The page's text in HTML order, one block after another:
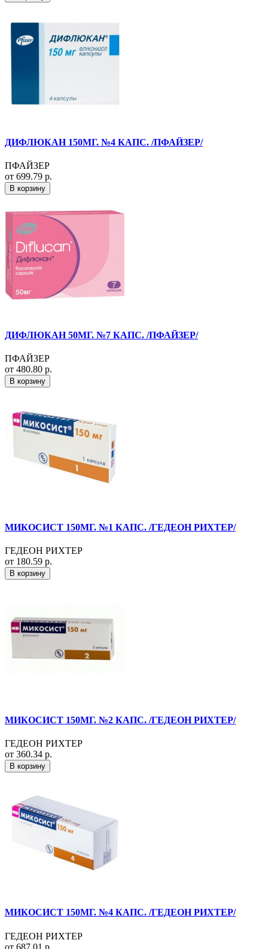
ДИФЛЮКАН 150МГ. №4 КАПС. /ПФАЙЗЕР/
ПФАЙЗЕР
от 699.79 р.
В корзину
ДИФЛЮКАН 50МГ. №7 КАПС. /ПФАЙЗЕР/
ПФАЙЗЕР
от 480.80 р.
В корзину
МИКОСИСТ 150МГ. №1 КАПС. /ГЕДЕОН РИХТЕР/
ГЕДЕОН РИХТЕР
от 180.59 р.
В корзину
МИКОСИСТ 150МГ. №2 КАПС. /ГЕДЕОН РИХТЕР/
ГЕДЕОН РИХТЕР
от 360.34 р.
В корзину
МИКОСИСТ 150МГ. №4 КАПС. /ГЕДЕОН РИХТЕР/
ГЕДЕОН РИХТЕР
от 687.01 р.